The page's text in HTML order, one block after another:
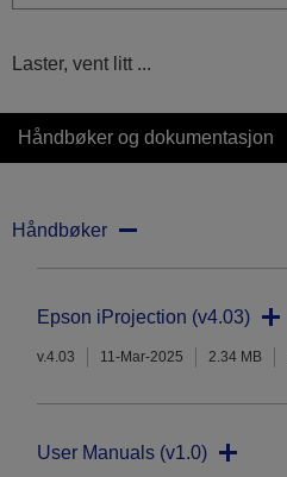
Laster, vent litt ...
Håndbøker og dokumentasjon
Håndbøker
Epson iProjection (v4.03)
v.4.03 11-Mar-2025 2.34 MB
User Manuals (v1.0)